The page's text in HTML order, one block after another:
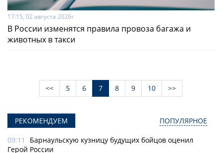
17:15, 02 августа 2026г
В России изменятся правила провоза багажа и
животных в такси
<< 5 6 7 8 9 10 >>
РЕКОМЕНДУЕМ ПОПУЛЯРНОЕ
09:11
Барнаульскую кузницу будущих бойцов оценил
Герой России